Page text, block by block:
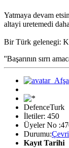
Yatmaya devam
altayi uretemedi
Bir Türk gelenegi:
''Başarının sırrı
DefenceTurk
İletiler: 450
Üyeler No
Durumu:
Kayıt Tarihi